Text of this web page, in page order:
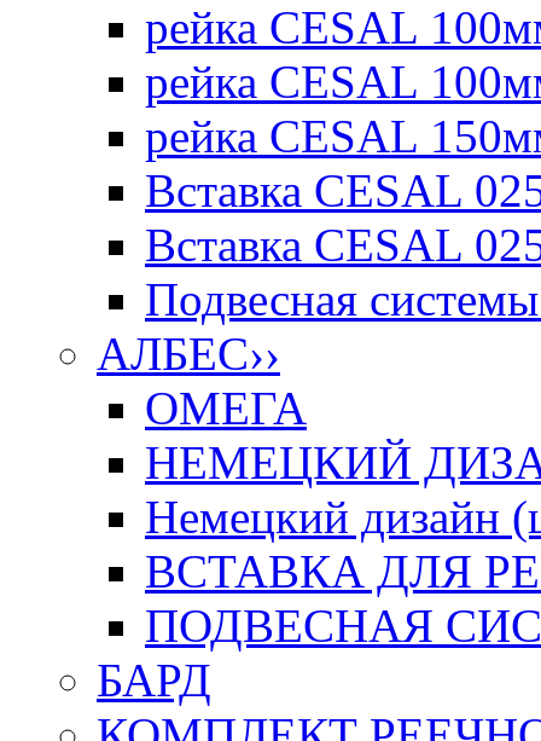
рейка CESAL
рейка CESAL
рейка CESAL
Вставка CESAL
Вставка CESAL
Подвесная
АЛБЕС››
ОМЕГА
НЕМЕЦКИЙ
Немецкий дизайн
ВСТАВКА ДЛЯ
ПОДВЕСНАЯ
БАРД